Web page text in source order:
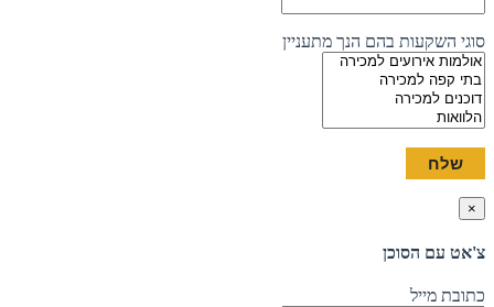
סוגי השקעות בהם הנך מתעניין
×
צ'אט עם הסוכן
כתובת מייל